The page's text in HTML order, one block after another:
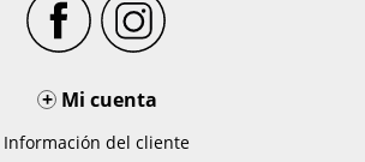
+ Mi cuenta
Información del cliente